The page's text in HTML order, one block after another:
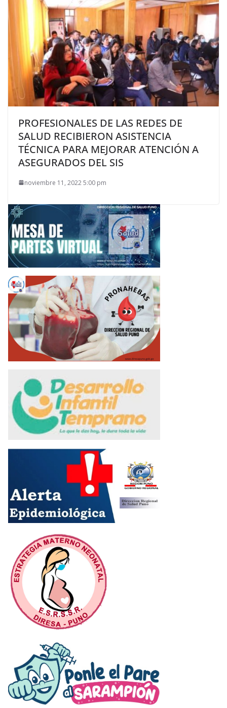
PROFESIONALES DE LAS REDES DE
SALUD RECIBIERON ASISTENCIA
TÉCNICA PARA MEJORAR ATENCIÓN A
ASEGURADOS DEL SIS
noviembre 11, 2022 5:00 pm